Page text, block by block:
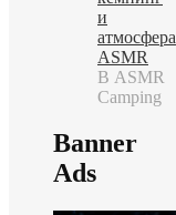
и
атмосфера
ASMR
В ASMR
Camping
Banner
Ads